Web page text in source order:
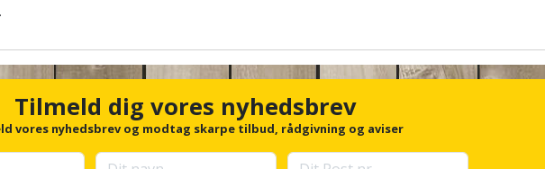
.
Tilmeld dig vores nyhedsbrev
vores nyhedsbrev og modtag skarpe tilbud, rådgivning og aviser